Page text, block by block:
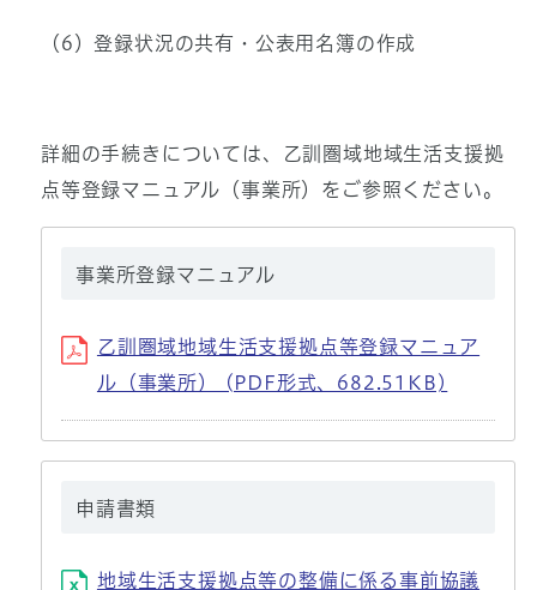
（6）登録状況の共有・公表用名簿の作成
詳細の手続きについては、乙訓圏域地域生活支援拠
点等登録マニュアル（事業所）をご参照ください。
事業所登録マニュアル
乙訓圏域地域生活支援拠点等登録マニュア
ル（事業所） (PDF形式、682.51KB)
申請書類
地域生活支援拠点等の整備に係る事前協議